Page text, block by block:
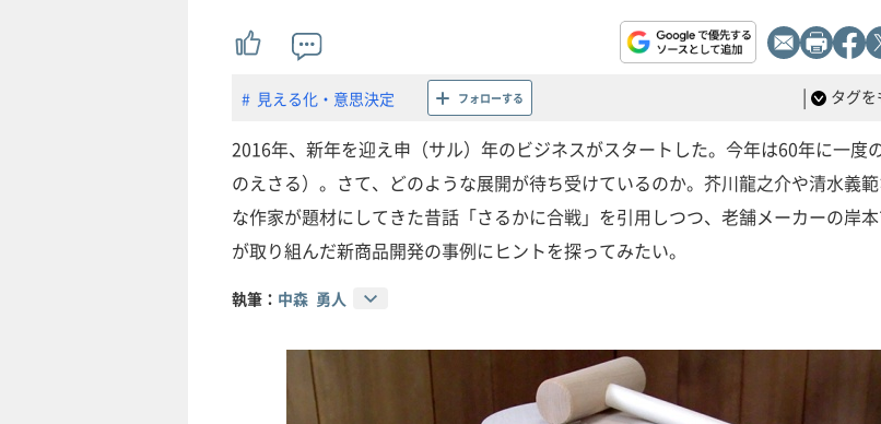
見える化・意思決定 フォローする | タグを
2016年、新年を迎え申（サル）年のビジネスがスタートした。今年は60年に一度
のえさる）。さて、どのような展開が待ち受けているのか。芥川龍之介や清水義
な作家が題材にしてきた昔話「さるかに合戦」を引用しつつ、老舗メーカーの岸
が取り組んだ新商品開発の事例にヒントを探ってみたい。
執筆： 中森 勇人